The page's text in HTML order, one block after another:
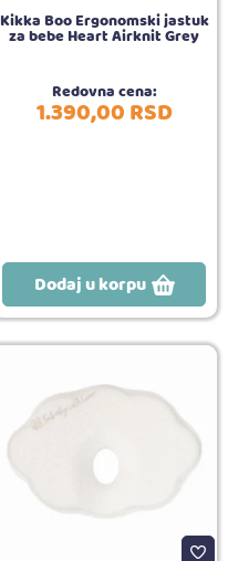
Kikka Boo Ergonomski jastuk
za bebe Heart Airknit Grey
Redovna cena:
1.390,00RSD
Dodaj u korpu